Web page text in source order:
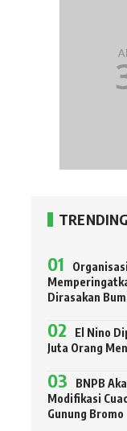
Dirasakan
El Nino
Juta Orang
BNPB
Modifikasi
Gunung Bromo